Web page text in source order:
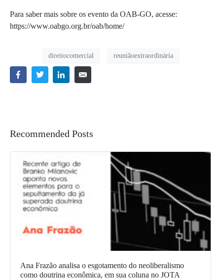
Para saber mais sobre os evento da OAB-GO, acesse:
https://www.oabgo.org.br/oab/home/
direitocomercial reuniãoextraordinária
Recommended Posts
Ana Frazão analisa o esgotamento do neoliberalismo
como doutrina econômica, em sua coluna no JOTA